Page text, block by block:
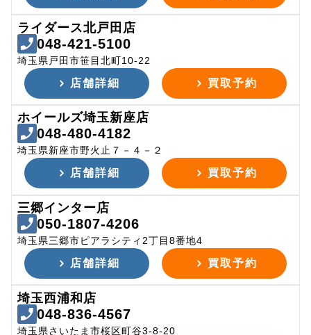
ライダース北戸田店
048-421-5100
埼玉県戸田市笹目北町10-22
店舗詳細 買取予約
ホイールズ埼玉新座店
048-480-4182
埼玉県新座市野火止７－４－２
店舗詳細 買取予約
三郷インター店
050-1807-4206
埼玉県三郷市ピアラシティ2丁目8番地4
店舗詳細 買取予約
埼玉西浦和店
048-836-4567
埼玉県さいたま市桜区町谷3-8-20